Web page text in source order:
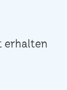
erhalten